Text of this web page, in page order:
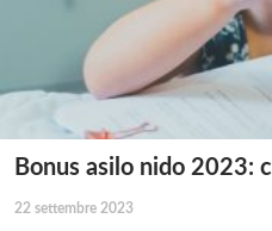
Bonus asilo nido 2023:
22 settembre 2023